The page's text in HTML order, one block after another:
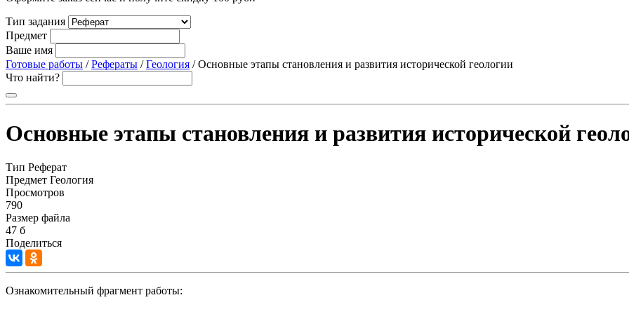
Тип задания
Предмет
Ваше имя
Готовые работы /Рефераты /Геология / Основные этапы становления и развития исторической геологии
Что найти?
Основные этапы становления и развития исторической
Тип Реферат
Предмет Геология
Просмотров
790
Размер файла
47 б
Поделиться
Ознакомительный фрагмент работы: